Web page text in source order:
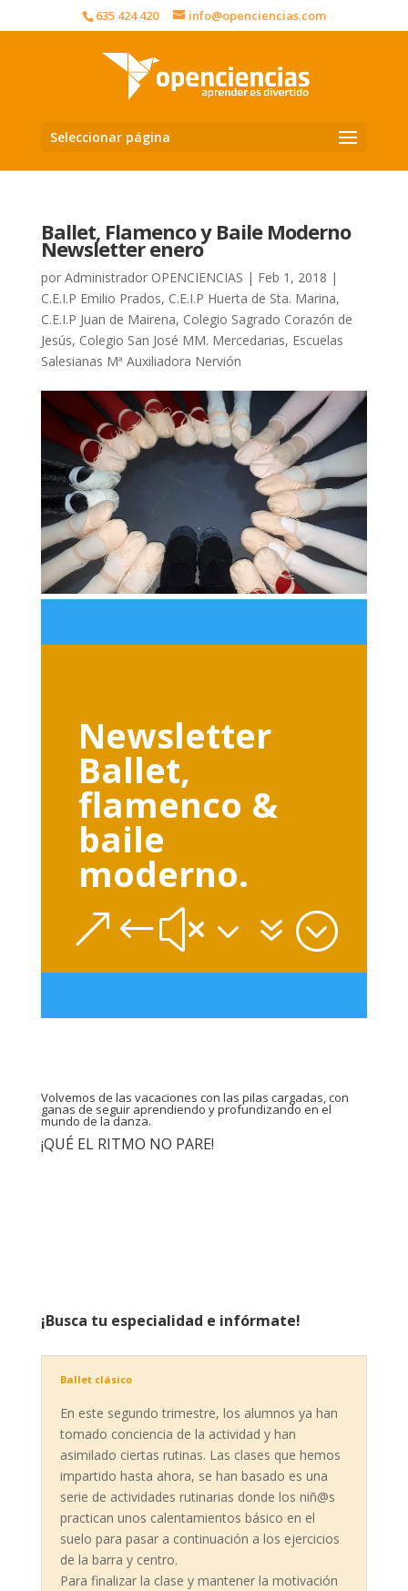
635 424 420 info@openciencias.com
Seleccionar página
Ballet, Flamenco y Baile Moderno
Newsletter enero
por Administrador OPENCIENCIAS | Feb 1, 2018 |
C.E.I.P Emilio Prados, C.E.I.P Huerta de Sta. Marina,
C.E.I.P Juan de Mairena, Colegio Sagrado Corazón de
Jesús, Colegio San José MM. Mercedarias, Escuelas
Salesianas Mª Auxiliadora Nervión
Newsletter
Ballet,
flamenco &
baile
moderno.
&#x37;
Volvemos de las vacaciones con las pilas cargadas, con
ganas de seguir aprendiendo y profundizando en el
mundo de la danza.
¡QUÉ EL RITMO NO PARE!
¡Busca tu especialidad e infórmate!
Ballet clásico
En este segundo trimestre, los alumnos ya han
tomado conciencia de la actividad y han
asimilado ciertas rutinas. Las clases que hemos
impartido hasta ahora, se han basado es una
serie de actividades rutinarias donde los niñ@s
practican unos calentamientos básico en el
suelo para pasar a continuación a los ejercicios
de la barra y centro.
Para finalizar la clase y mantener la motivación